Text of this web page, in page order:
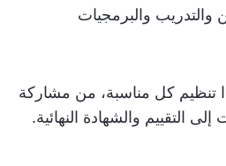
والتدريب والبرمجيات
تنظيم كل مناسبة، من مشاركة
التقييم والشهادة النهائية.